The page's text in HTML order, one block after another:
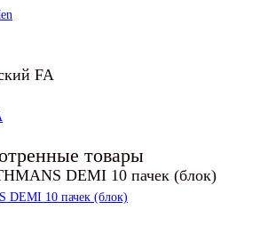
товары
DEMI 10 пачек (блок)